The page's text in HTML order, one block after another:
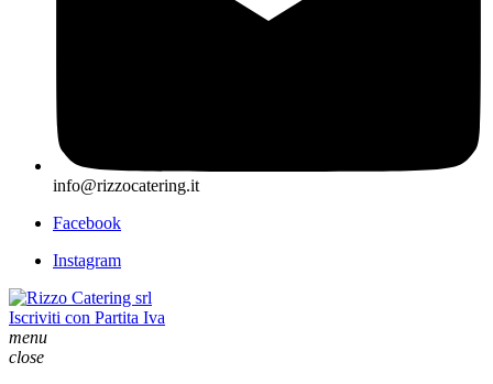
info@rizzocatering.it
Facebook
Instagram
Iscriviti con Partita Iva
menu
close